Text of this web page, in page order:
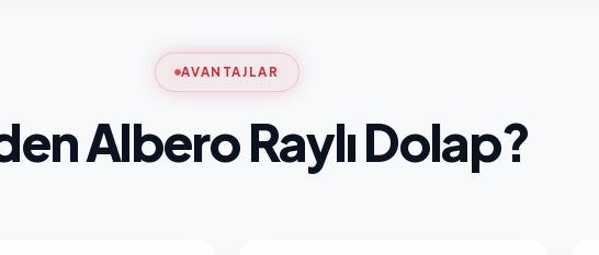
AVANTAJLAR
Albero Raylı Dolap?